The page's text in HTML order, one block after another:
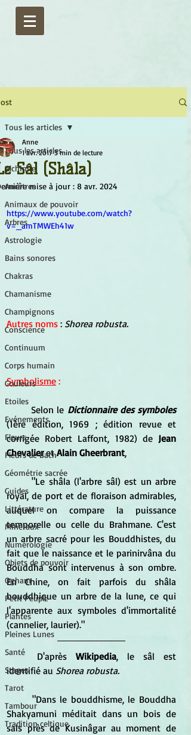
Tous les articles
Alchimie
Ancêtres
Animaux de pouvoir
Arbres
Astrologie
Bains sonores
Chakras
Chamanisme
Champignons
Conscience
Continuum
Corps humain
Couleurs
Etoiles
Evénements
Fleurs
Fleurs de Bach
Géométrie sacrée
Guides
Littérature
Minéraux
Numérologie
Objets de pouvoir
Ogham
Petit Peuple
Plantes
Pleines Lunes
Santé
Stages
Tarot
Tambour
Tradition celtique
Tous les articles
Sâl (Shâla)
Anne
1 avr. 2017 3 min de lecture
mise à jour : 8 avr. 2024
https://www.youtube.com/watch?
v=_amTMWEh41w
Autres noms : Shorea robusta.
Symbolisme :
	Selon le
Dictionnaire des symboles
(1ère édition, 1969 ; édition revue et
corrigée Robert Laffont, 1982) de Jean
Chevalier et Alain Gheerbrant,
	"Le shâla (l'arbre sâl) est un arbre
royal, de port et de floraison admirables,
auquel on compare la puissance
temporelle ou celle du Brahmane. C'est
un arbre sacré pour les Bouddhistes, du
fait que le naissance et le parinirvâna du
Bouddha sont intervenus à son ombre.
En Chine, on fait parfois du shâla
bouddhique un arbre de la lune, ce qui
l'apparente aux symboles d'immortalité
(cannelier, laurier)."
	D'après
Wikipedia, le sâl est
identifié au Shorea robusta.
Shakyamuni méditait dans un bois de
sals près de Kusinâgar au moment de